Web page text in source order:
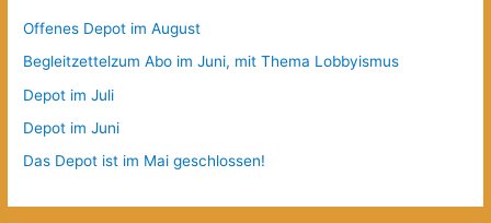
Offenes Depot im August
Begleitzettelzum Abo im Juni, mit Thema Lobbyismus
Depot im Juli
Depot im Juni
Das Depot ist im Mai geschlossen!